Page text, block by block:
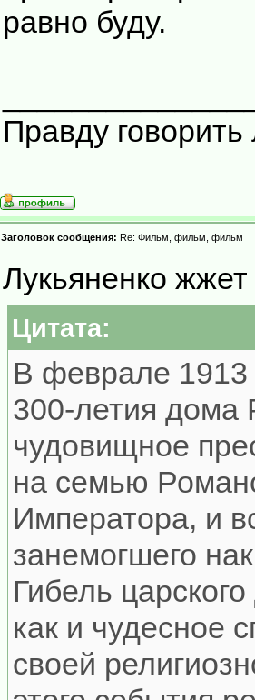
равно буду.
Правду
Заголовок сообщения: Re: Фильм, фильм, фильм
Лукьяненко
Цитата:
В феврале 1913
300-летия
чудовищное
на семью
Императора, и
занемогшего
Гибель
как и чудесное
своей